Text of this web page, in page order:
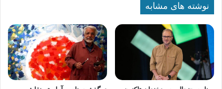
نوشته های مشابه